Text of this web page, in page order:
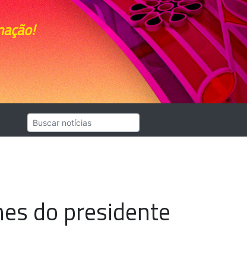
do presidente